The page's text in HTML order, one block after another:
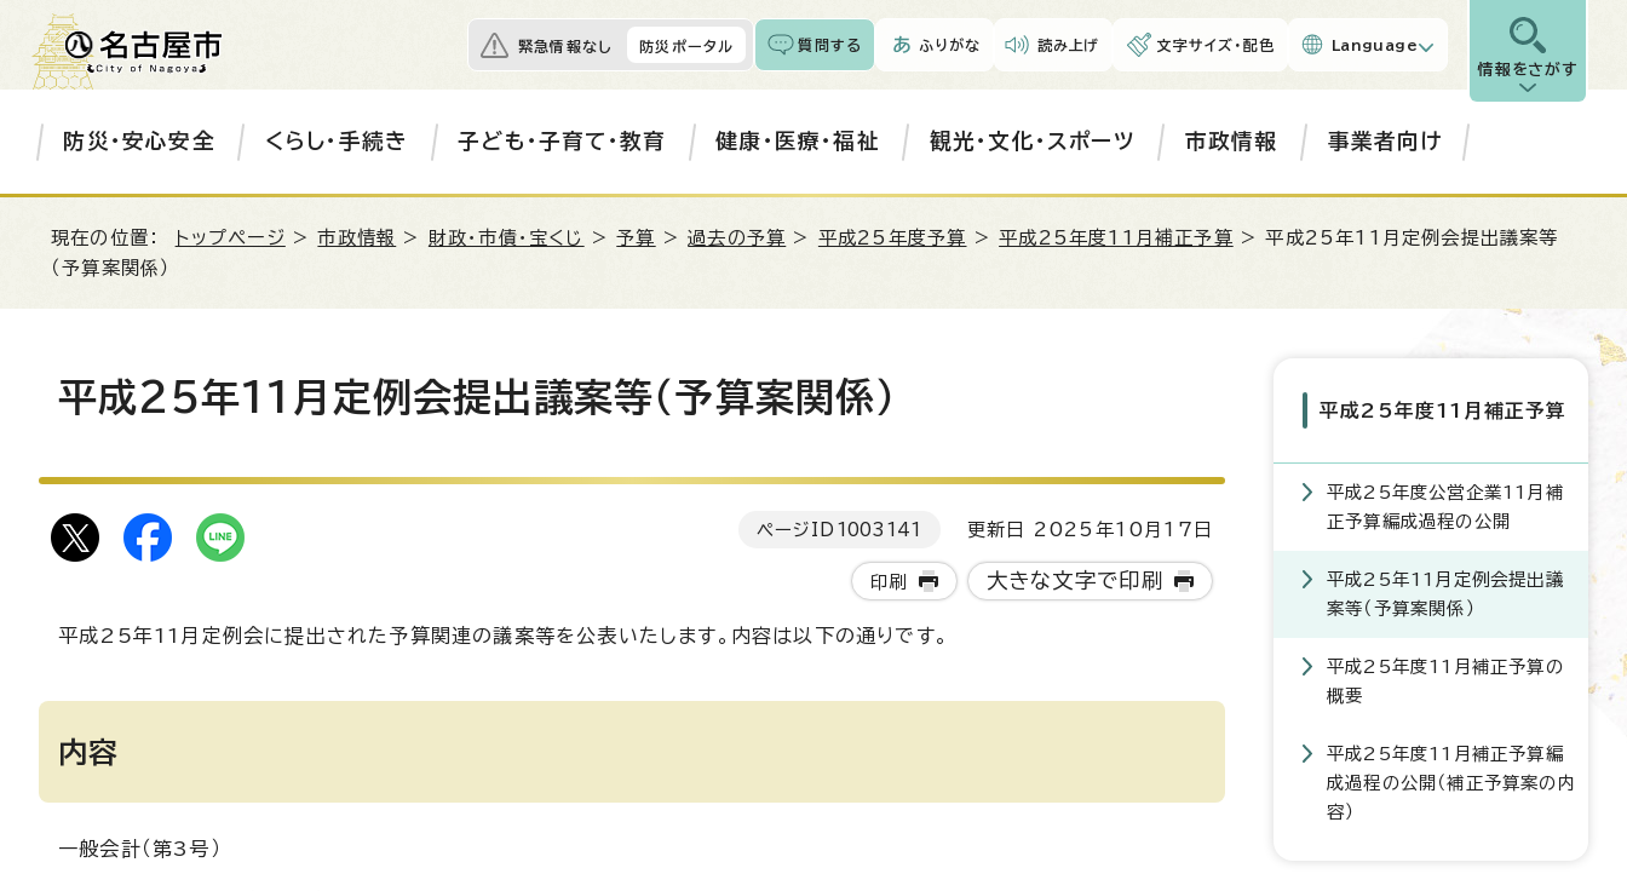
緊急情報なし 防災ポータル 質問する ふりがな 読み上げ 文字サイズ・配色 Language
情報をさがす
防災・安心安全 くらし・手続き 子ども・子育て・教育 健康・医療・福祉 観光・文化・スポーツ 市政情報 事業者向け
現在の位置： トップページ >市政情報 > 財政・市債・宝くじ >予算 >過去の予算 > 平成25年度予算 >平成25年度11月補正予算 > 平成25年11月定例会提出議案等
（予算案関係）
平成25年11月定例会提出議案等（予算案関係）
ページID 1003141 更新日 2025年10月17日
印刷 大きな文字で印刷
平成25年11月定例会に提出された予算関連の議案等を公表いたします。内容は以下の通りです。
内容
一般会計（第3号）
平成25年度11月補正予算
平成25年度公営企業11月補
正予算編成過程の公開
平成25年11月定例会提出議
案等（予算案関係）
平成25年度11月補正予算の
概要
平成25年度11月補正予算編
成過程の公開（補正予算案の内
容）